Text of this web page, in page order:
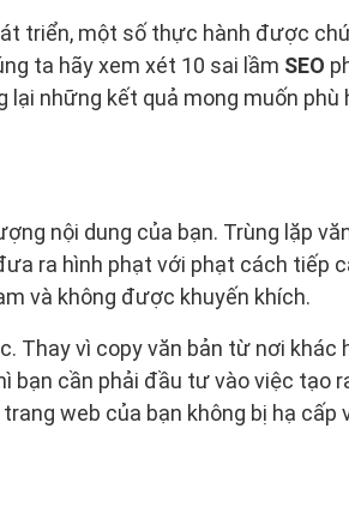
triển, một số thực hành được
ta hãy xem xét 10 sai lầm SEO
lại những kết quả mong muốn phù
nội dung của bạn. Trùng lặp
ra hình phạt với phạt cách tiếp
và không được khuyến khích.
Thay vì copy văn bản từ nơi khác
cần phải đầu tư vào việc tạo
web của bạn không bị hạ cấp